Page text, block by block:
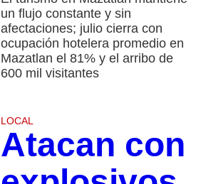
un flujo constante y sin
afectaciones; julio cierra con
ocupación hotelera promedio en
Mazatlan el 81% y el arribo de
600 mil visitantes
LOCAL
Atacan con